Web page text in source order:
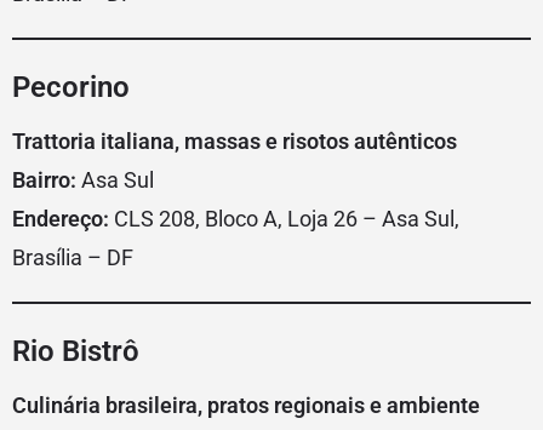
Pecorino
Trattoria italiana, massas e risotos autênticos
Bairro: Asa Sul
Endereço: CLS 208, Bloco A, Loja 26 – Asa Sul,
Brasília – DF
Rio Bistrô
Culinária brasileira, pratos regionais e ambiente